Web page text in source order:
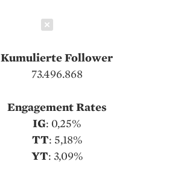
Kumulierte Follower
73.496.868
Engagement Rates
IG: 0,25%
TT: 5,18%
YT: 3,09%